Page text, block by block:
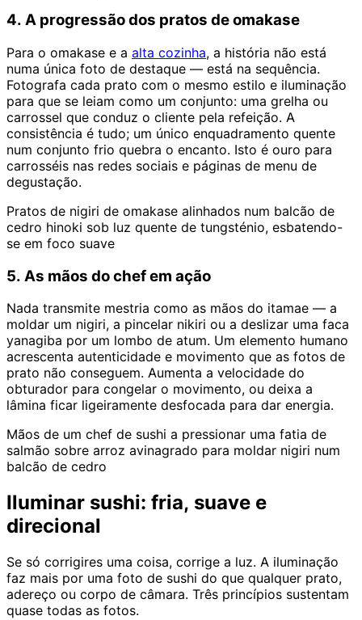
4. A progressão dos pratos de omakase
Para o omakase e a alta cozinha, a história não está
numa única foto de destaque — está na sequência.
Fotografa cada prato com o mesmo estilo e iluminação
para que se leiam como um conjunto: uma grelha ou
carrossel que conduz o cliente pela refeição. A
consistência é tudo; um único enquadramento quente
num conjunto frio quebra o encanto. Isto é ouro para
carrosséis nas redes sociais e páginas de menu de
degustação.
Pratos de nigiri de omakase alinhados num balcão de
cedro hinoki sob luz quente de tungsténio, esbatendo-
se em foco suave
5. As mãos do chef em ação
Nada transmite mestria como as mãos do itamae — a
moldar um nigiri, a pincelar nikiri ou a deslizar uma faca
yanagiba por um lombo de atum. Um elemento humano
acrescenta autenticidade e movimento que as fotos de
prato não conseguem. Aumenta a velocidade do
obturador para congelar o movimento, ou deixa a
lâmina ficar ligeiramente desfocada para dar energia.
Mãos de um chef de sushi a pressionar uma fatia de
salmão sobre arroz avinagrado para moldar nigiri num
balcão de cedro
Iluminar sushi: fria, suave e
direcional
Se só corrigires uma coisa, corrige a luz. A iluminação
faz mais por uma foto de sushi do que qualquer prato,
adereço ou corpo de câmara. Três princípios sustentam
quase todas as fotos.